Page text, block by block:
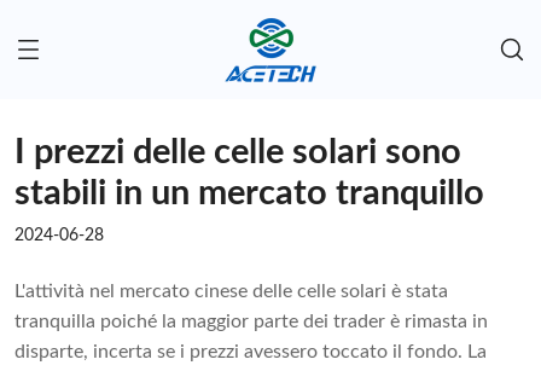
I prezzi delle celle solari sono
stabili in un mercato tranquillo
2024-06-28
L'attività nel mercato cinese delle celle solari è stata
tranquilla poiché la maggior parte dei trader è rimasta in
disparte, incerta se i prezzi avessero toccato il fondo. La